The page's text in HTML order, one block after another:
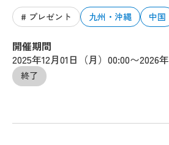
# プレゼント 九州・沖縄 中国
開催期間
2025年12月01日（月）00:00〜2026
終了